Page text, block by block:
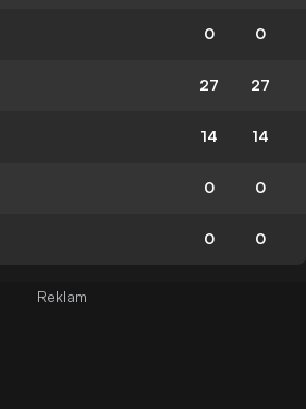
0 0
27 27
14 14
0 0
0 0